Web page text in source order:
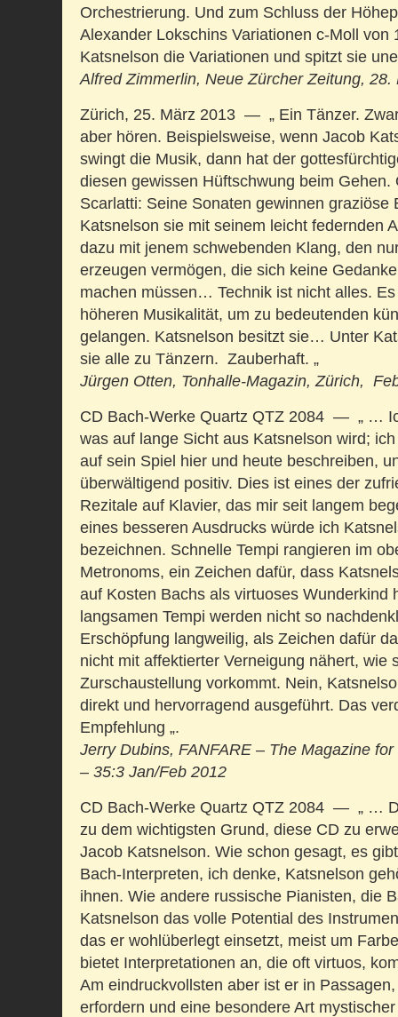
Orchestrierung. Und zum Schluss der
Alexander Lokschins Variationen c-Moll
Katsnelson die Variationen und spitzt sie
Alfred Zimmerlin, Neue Zürcher Zeitung, 28.
Zürich, 25. März 2013 — „ Ein Tänzer.
aber hören. Beispielsweise, wenn Jacob
swingt die Musik, dann hat der
diesen gewissen Hüftschwung beim
Scarlatti: Seine Sonaten gewinnen graziöse
Katsnelson sie mit seinem leicht federnden
dazu mit jenem schwebenden Klang, den
erzeugen vermögen, die sich keine
machen müssen… Technik ist nicht alles.
höheren Musikalität, um zu bedeutenden
gelangen. Katsnelson besitzt sie… Unter
sie alle zu Tänzern. Zauberhaft. „
Jürgen Otten, Tonhalle-Magazin, Zürich,
CD Bach-Werke Quartz QTZ 2084 — „ …
was auf lange Sicht aus Katsnelson wird;
auf sein Spiel hier und heute beschreiben,
überwältigend positiv. Dies ist eines der
Rezitale auf Klavier, das mir seit langem
eines besseren Ausdrucks würde ich
bezeichnen. Schnelle Tempi rangieren im
Metronoms, ein Zeichen dafür, dass
auf Kosten Bachs als virtuoses Wunderkind
langsamen Tempi werden nicht so
Erschöpfung langweilig, als Zeichen dafür
nicht mit affektierter Verneigung nähert, wie
Zurschaustellung vorkommt. Nein,
direkt und hervorragend ausgeführt. Das
Empfehlung „.
Jerry Dubins, FANFARE – The Magazine
– 35:3 Jan/Feb 2012
CD Bach-Werke Quartz QTZ 2084 — „ …
zu dem wichtigsten Grund, diese CD zu
Jacob Katsnelson. Wie schon gesagt, es
Bach-Interpreten, ich denke, Katsnelson
ihnen. Wie andere russische Pianisten, die
Katsnelson das volle Potential des
das er wohlüberlegt einsetzt, meist um
bietet Interpretationen an, die oft virtuos,
Am eindruckvollsten aber ist er in
erfordern und eine besondere Art